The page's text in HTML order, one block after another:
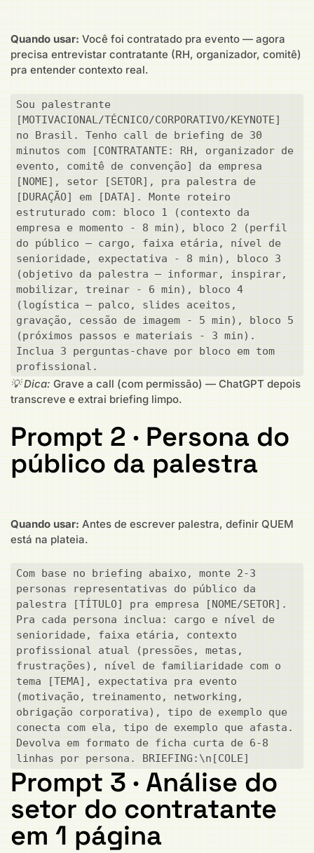
Quando usar: Você foi contratado pra evento — agora
precisa entrevistar contratante (RH, organizador, comitê)
pra entender contexto real.
Sou palestrante
[MOTIVACIONAL/TÉCNICO/CORPORATIVO/KEYNOTE]
no Brasil. Tenho call de briefing de 30
minutos com [CONTRATANTE: RH, organizador de
evento, comitê de convenção] da empresa
[NOME], setor [SETOR], pra palestra de
[DURAÇÃO] em [DATA]. Monte roteiro
estruturado com: bloco 1 (contexto da
empresa e momento - 8 min), bloco 2 (perfil
do público — cargo, faixa etária, nível de
senioridade, expectativa - 8 min), bloco 3
(objetivo da palestra — informar, inspirar,
mobilizar, treinar - 6 min), bloco 4
(logística — palco, slides aceitos,
gravação, cessão de imagem - 5 min), bloco 5
(próximos passos e materiais - 3 min).
Inclua 3 perguntas-chave por bloco em tom
profissional.
💡 Dica: Grave a call (com permissão) — ChatGPT depois
transcreve e extrai briefing limpo.
Prompt 2 · Persona do
público da palestra
Quando usar: Antes de escrever palestra, definir QUEM
está na plateia.
Com base no briefing abaixo, monte 2-3
personas representativas do público da
palestra [TÍTULO] pra empresa [NOME/SETOR].
Pra cada persona inclua: cargo e nível de
senioridade, faixa etária, contexto
profissional atual (pressões, metas,
frustrações), nível de familiaridade com o
tema [TEMA], expectativa pra evento
(motivação, treinamento, networking,
obrigação corporativa), tipo de exemplo que
conecta com ela, tipo de exemplo que afasta.
Devolva em formato de ficha curta de 6-8
linhas por persona. BRIEFING:\n[COLE]
Prompt 3 · Análise do
setor do contratante
em 1 página